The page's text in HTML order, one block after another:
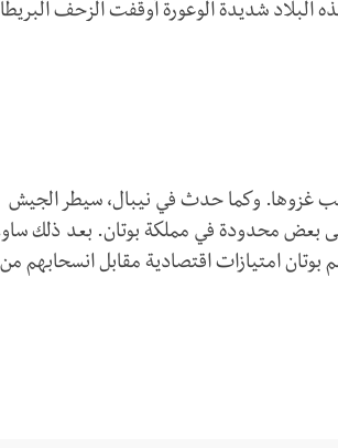
هذه البلاد شديدة الوعورة أوقفت الزحف
غزوها. وكما حدث في نيبال، سيطر الجيش
بعد مقاومة عنيفة بين عامي 1772 -1774، على بعض محدودة في مملكة بوتان. بعد ذلك
بوتان امتيازات اقتصادية مقابل انسحابهم من